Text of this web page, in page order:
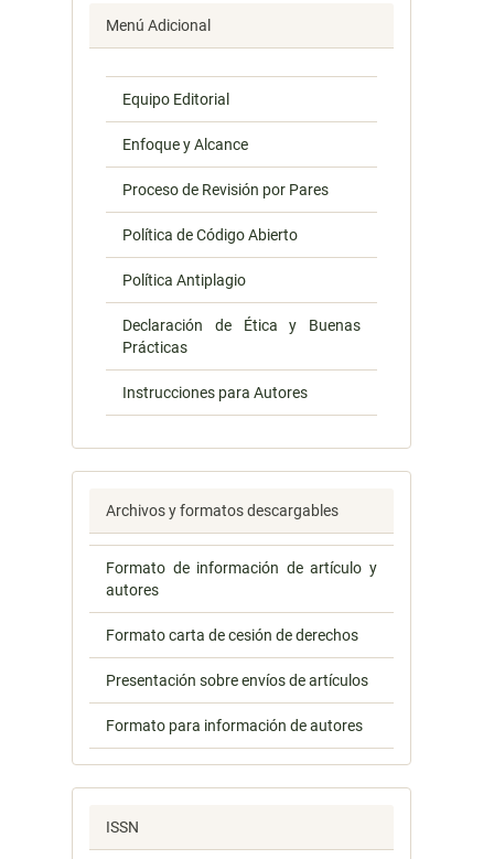
Menú Adicional
Equipo Editorial
Enfoque y Alcance
Proceso de Revisión por Pares
Política de Código Abierto
Política Antiplagio
Declaración de Ética y Buenas
Prácticas
Instrucciones para Autores
Archivos y formatos descargables
Formato de información de artículo y
autores
Formato carta de cesión de derechos
Presentación sobre envíos de artículos
Formato para información de autores
ISSN